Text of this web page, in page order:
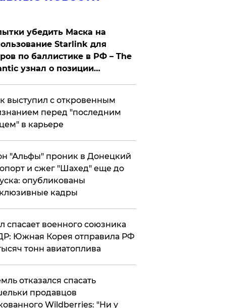
убедить Маска на
Starlink для
по баллистике в РФ – The
узнал о позиции
выступил с откровенным
перед "последним
в карьере
"Альфы" проник в Донецкий
и сжег "Шахед" еще до
опубликованы
кадры
спасает военного союзника
Южная Корея отправила РФ
тонн авиатоплива
отказался спасать
продавцов
Wildberries: "Ни у